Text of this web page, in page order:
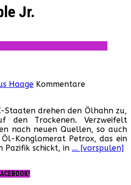
Jr.
Haage Kommentare
Staaten drehen den Ölhahn zu,
den Trockenen. Verzweifelt
nach neuen Quellen, so auch
Öl-Konglomerat Petrox, das ein
Pazifik schickt, in … [vorspulen]